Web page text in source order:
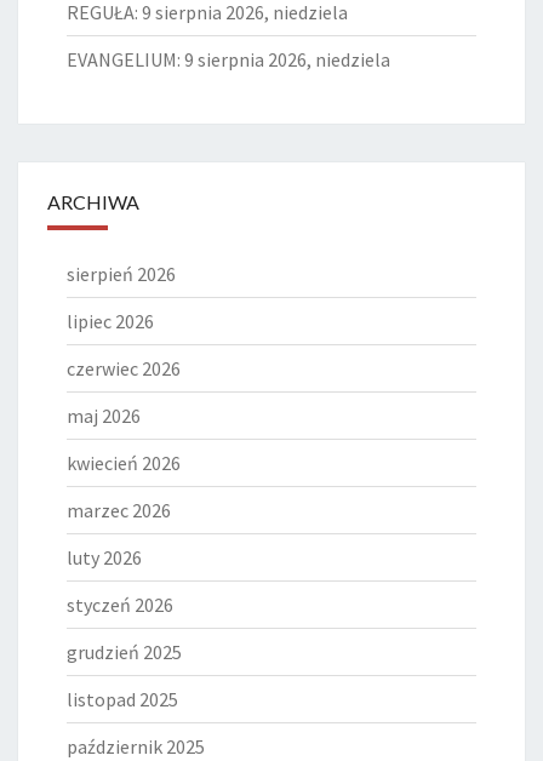
REGUŁA: 9 sierpnia 2026, niedziela
EVANGELIUM: 9 sierpnia 2026, niedziela
ARCHIWA
sierpień 2026
lipiec 2026
czerwiec 2026
maj 2026
kwiecień 2026
marzec 2026
luty 2026
styczeń 2026
grudzień 2025
listopad 2025
październik 2025